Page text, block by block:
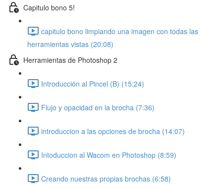
Capitulo bono 5!
capitulo bono limpiando una imagen con todas las
herramientas vistas (20:08)
Herramientas de Photoshop 2
Introducción al Pincel (B) (15:24)
Flujo y opacidad en la brocha (7:36)
introduccion a las opciones de brocha (14:07)
Intoduccion al Wacom en Photoshop (8:59)
Creando nuestras propias brochas (6:58)